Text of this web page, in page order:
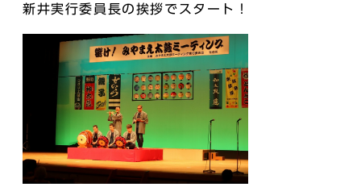
新井実行委員長の挨拶でスタート！